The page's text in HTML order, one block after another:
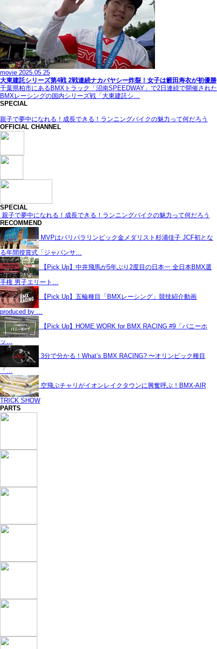
movie 2025.05.25
大東建託シリーズ第4戦 2戦連続ナカバヤシー炸裂！女子は籔田寿衣が初優勝
千葉県柏市にあるBMXトラック「沼南SPEEDWAY」で2日連続で開催された
BMXレーシングの国内シリーズ戦「大東建託シ…
SPECIAL
親子で夢中になれる！成長できる！ランニングバイクの魅力って何だろう
OFFICIAL CHANNEL
SPECIAL
親子で夢中になれる！成長できる！ランニングバイクの魅力って何だろう
RECOMMEND
MVPはパリパラリンピック金メダリスト杉浦佳子 JCF初とな
る年間授賞式「ジャパンサ…
【Pick Up】中井飛馬が5年ぶり2度目の日本一 全日本BMX選
手権 男子エリート…
【Pick Up】五輪種目「BMXレーシング」競技紹介動画
produced by …
【Pick Up】HOME WORK for BMX RACING #9「バニーホ
ッ…
3分で分かる！What’s BMX RACING? 〜オリンピック種目
「…
空飛ぶチャリがイオンレイクタウンに興奮呼ぶ！BMX-AIR
TRICK SHOW
PARTS